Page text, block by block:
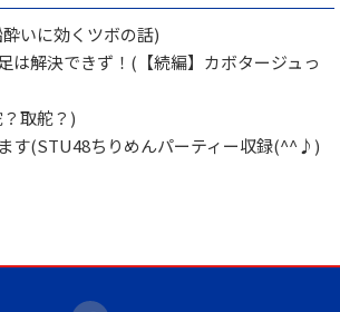
いに効くツボの話)
は解決できず！(【続編】カボタージュっ
取舵？)
す(STU48ちりめんパーティー収録(^^♪)